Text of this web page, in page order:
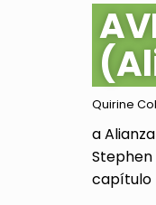
Quirine
a
Stephen
capítulo